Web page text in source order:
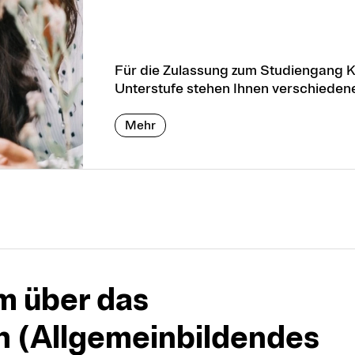
Für die Zulassung zum Studiengang
Unterstufe stehen Ihnen
Mehr
über das
(Allgemeinbildendes